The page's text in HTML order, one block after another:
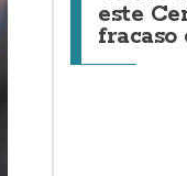
este
fracaso